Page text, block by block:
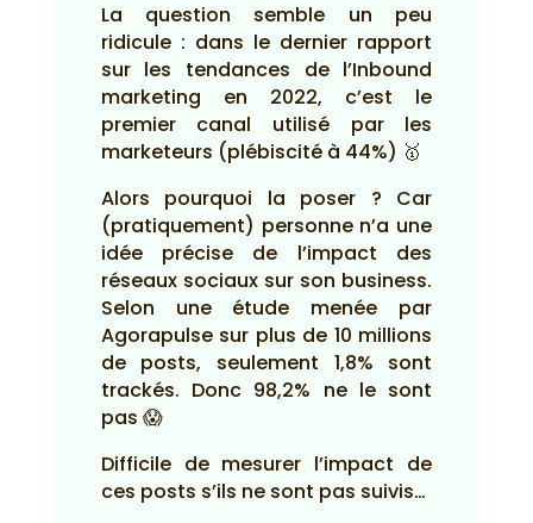
La question semble un peu
ridicule : dans le dernier rapport
sur les tendances de l’Inbound
marketing en 2022, c’est le
premier canal utilisé par les
marketeurs (plébiscité à 44%) 🥇
Alors pourquoi la poser ? Car
(pratiquement) personne n’a une
idée précise de l’impact des
réseaux sociaux sur son business.
Selon une étude menée par
Agorapulse sur plus de 10 millions
de posts, seulement 1,8% sont
trackés. Donc 98,2% ne le sont
pas 😱
Difficile de mesurer l’impact de
ces posts s’ils ne sont pas suivis…